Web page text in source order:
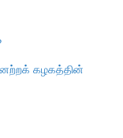
கழகத்தின்